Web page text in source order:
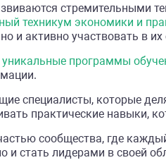
стремительными
техникум экономики и
и активно участвовать в
уникальные программы
специалисты, которые
практические навыки,
сообщества, где
и стать лидерами в своей